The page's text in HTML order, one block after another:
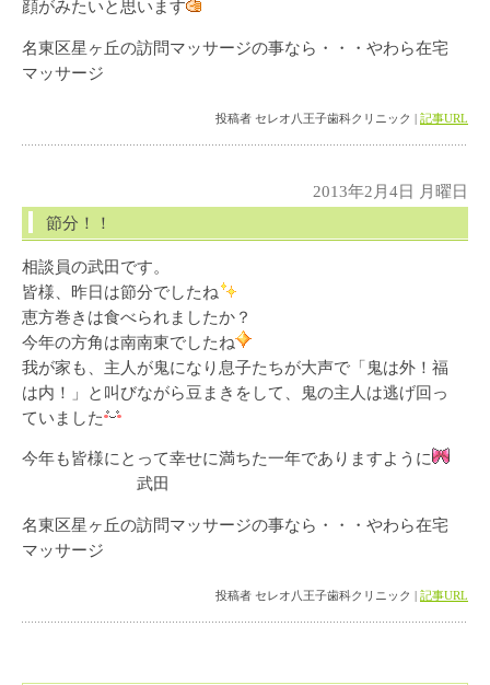
顔がみたいと思います
名東区星ヶ丘の訪問マッサージの事なら・・・やわら在宅
マッサージ
投稿者 セレオ八王子歯科クリニック | 記事URL
2013年2月4日 月曜日
節分！！
相談員の武田です。
皆様、昨日は節分でしたね
恵方巻きは食べられましたか？
今年の方角は南南東でしたね
我が家も、主人が鬼になり息子たちが大声で「鬼は外！福
は内！」と叫びながら豆まきをして、鬼の主人は逃げ回っ
ていました
今年も皆様にとって幸せに満ちた一年でありますように
武田
名東区星ヶ丘の訪問マッサージの事なら・・・やわら在宅
マッサージ
投稿者 セレオ八王子歯科クリニック | 記事URL